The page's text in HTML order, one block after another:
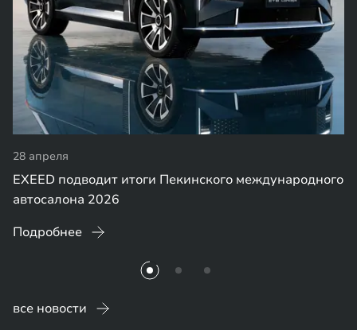
28 апреля
EXEED подводит итоги Пекинского международного
автосалона 2026
Подробнее
все новости